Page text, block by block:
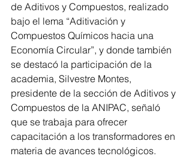
de Aditivos y Compuestos, realizado
bajo el lema “Aditivación y
Compuestos Químicos hacia una
Economía Circular”, y donde también
se destacó la participación de la
academia, Silvestre Montes,
presidente de la sección de Aditivos y
Compuestos de la ANIPAC, señaló
que se trabaja para ofrecer
capacitación a los transformadores en
materia de avances tecnológicos.